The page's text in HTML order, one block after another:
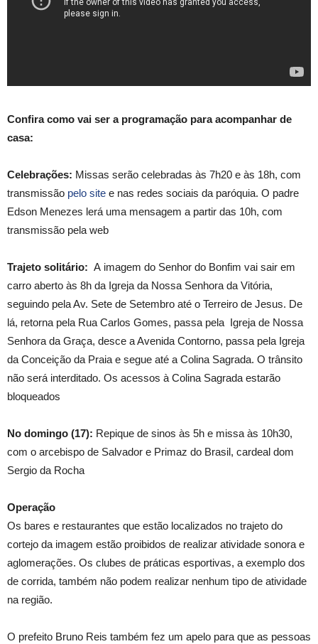
Confira como vai ser a programação para acompanhar de
casa:
Celebrações: Missas serão celebradas às 7h20 e às 18h, com
transmissão pelo site e nas redes sociais da paróquia. O padre
Edson Menezes lerá uma mensagem a partir das 10h, com
transmissão pela web
Trajeto solitário: A imagem do Senhor do Bonfim vai sair em
carro aberto às 8h da Igreja da Nossa Senhora da Vitória,
seguindo pela Av. Sete de Setembro até o Terreiro de Jesus. De
lá, retorna pela Rua Carlos Gomes, passa pela Igreja de Nossa
Senhora da Graça, desce a Avenida Contorno, passa pela Igreja
da Conceição da Praia e segue até a Colina Sagrada. O trânsito
não será interditado. Os acessos à Colina Sagrada estarão
bloqueados
No domingo (17): Repique de sinos às 5h e missa às 10h30,
com o arcebispo de Salvador e Primaz do Brasil, cardeal dom
Sergio da Rocha
Operação
Os bares e restaurantes que estão localizados no trajeto do
cortejo da imagem estão proibidos de realizar atividade sonora e
aglomerações. Os clubes de práticas esportivas, a exemplo dos
de corrida, também não podem realizar nenhum tipo de atividade
na região.
O prefeito Bruno Reis também fez um apelo para que as pessoas